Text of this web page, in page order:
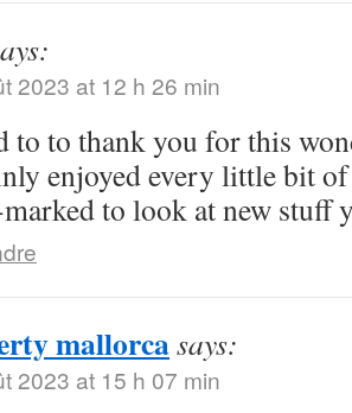
2023 at 12 h 26 min
to to thank you for this
enjoyed every little bit
to look at new stuff
mallorcasays:
2023 at 15 h 07 min